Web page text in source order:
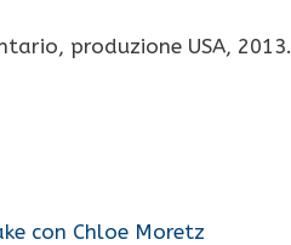
produzione USA, 2013.
con Chloe Moretz